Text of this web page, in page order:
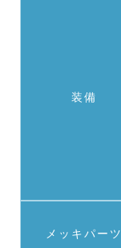
装備
メッキパーツ